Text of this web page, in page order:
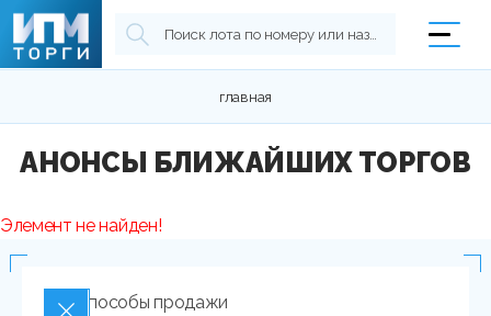
главная
АНОНСЫ БЛИЖАЙШИХ ТОРГОВ
Элемент не найден!
Все способы продажи